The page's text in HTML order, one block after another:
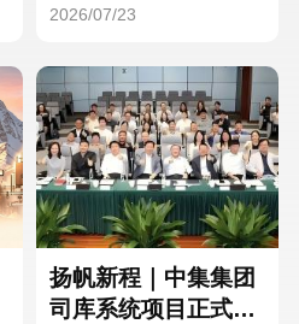
2026/07/23
扬帆新程｜中集集团
司库系统项目正式启